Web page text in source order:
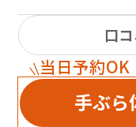
口
当日予約
手ぶら